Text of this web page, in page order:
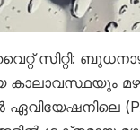
സിറ്റി:
കാലാവസ്ഥയും
ഏവിയേഷനിലെ